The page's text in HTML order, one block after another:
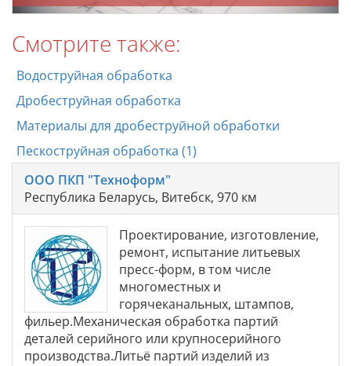
Смотрите также:
Водоструйная обработка
Дробеструйная обработка
Материалы для дробеструйной обработки
Пескоструйная обработка (1)
ООО ПКП "Техноформ"
Республика Беларусь, Витебск, 970 км
Проектирование, изготовление,
ремонт, испытание литьевых
пресс-форм, в том числе
многоместных и
горячеканальных, штампов,
фильер.Механическая обработка партий
деталей серийного или крупносерийного
производства.Литьё партий изделий из